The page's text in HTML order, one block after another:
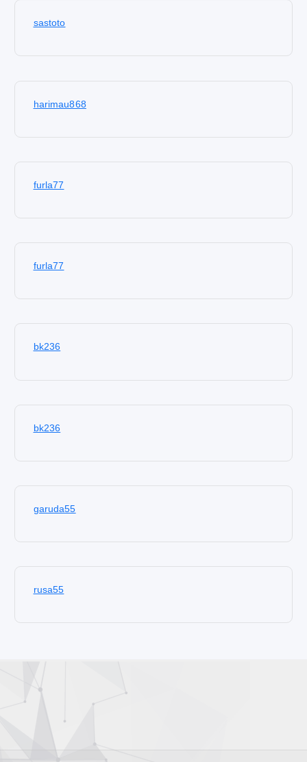
sastoto
harimau868
furla77
furla77
bk236
bk236
garuda55
rusa55